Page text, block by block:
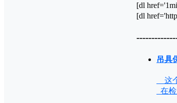
[dl
[dl
吊具
这
在